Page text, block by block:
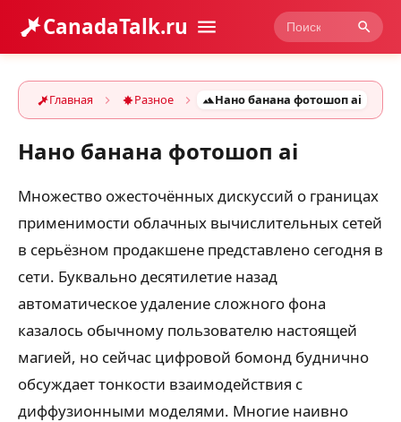
CanadaTalk.ru
Главная Разное Нано банана фотошоп ai
Нано банана фотошоп ai
Множество ожесточённых дискуссий о границах
применимости облачных вычислительных сетей
в серьёзном продакшене представлено сегодня в
сети. Буквально десятилетие назад
автоматическое удаление сложного фона
казалось обычному пользователю настоящей
магией, но сейчас цифровой бомонд буднично
обсуждает тонкости взаимодействия с
диффузионными моделями. Многие наивно